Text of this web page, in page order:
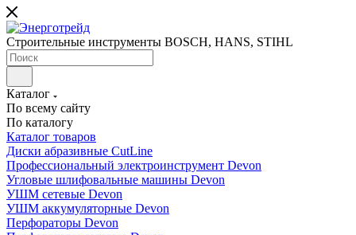
Строительные инструменты BOSCH, HANS, STIHL
Каталог
По всему сайту
По каталогу
Каталог товаров
Диски абразивные CutLine
Профессиональный электроинструмент Devon
Угловые шлифовальные машины Devon
УШМ сетевые Devon
УШМ аккумуляторные Devon
Перфораторы Devon